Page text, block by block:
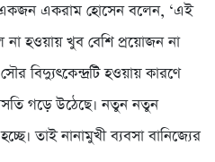
একজন একরাম হোসেন বলেন, ‘এই
হওয়ায় খুব বেশি প্রয়োজন না
বিদ্যুৎকেন্দ্রটি হওয়ায় কারণে
গড়ে উঠেছে। নতুন নতুন
তাই নানামুখী ব্যবসা বানিজ্যের